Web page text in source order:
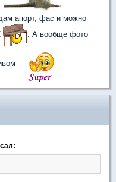
апорт, фас и можно
. А вообще фото